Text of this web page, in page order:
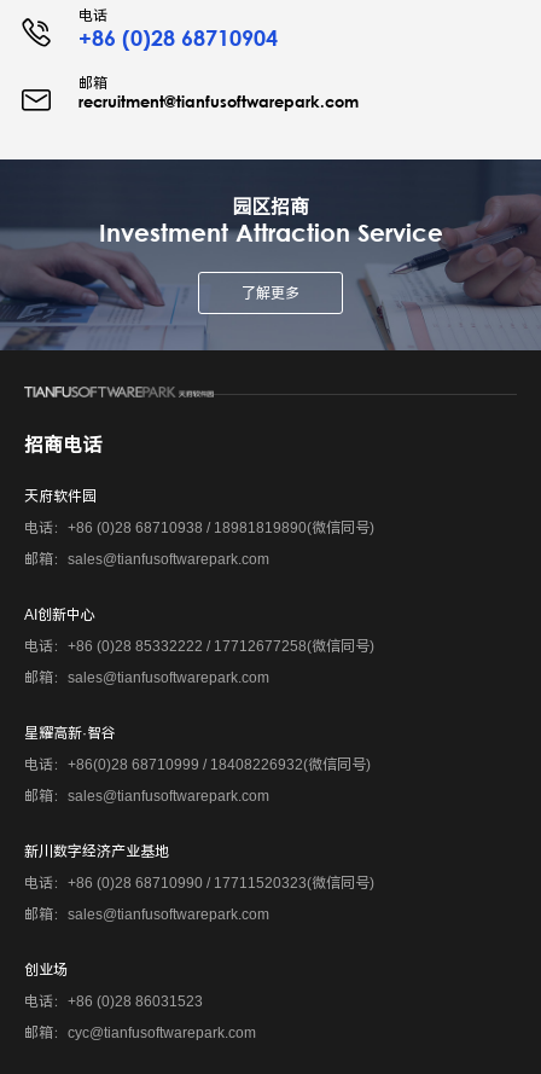
电话
+86 (0)28 68710904
邮箱
recruitment@tianfusoftwarepark.com
园区招商
Investment Attraction Service
了解更多
招商电话
天府软件园
电话：+86 (0)28 68710938 / 18981819890(微信同号)
邮箱：sales@tianfusoftwarepark.com
AI创新中心
电话：+86 (0)28 85332222 / 17712677258(微信同号)
邮箱：sales@tianfusoftwarepark.com
星耀高新·智谷
电话：+86(0)28 68710999 / 18408226932(微信同号)
邮箱：sales@tianfusoftwarepark.com
新川数字经济产业基地
电话：+86 (0)28 68710990 / 17711520323(微信同号)
邮箱：sales@tianfusoftwarepark.com
创业场
电话：+86 (0)28 86031523
邮箱：cyc@tianfusoftwarepark.com